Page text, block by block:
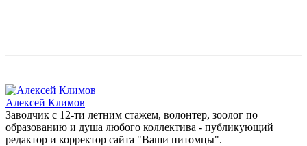
Алексей Климов
Заводчик c 12-ти летним стажем, волонтер, зоолог по
образованию и душа любого коллектива - публикующий
редактор и корректор сайта "Ваши питомцы".